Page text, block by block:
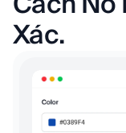
Xác.